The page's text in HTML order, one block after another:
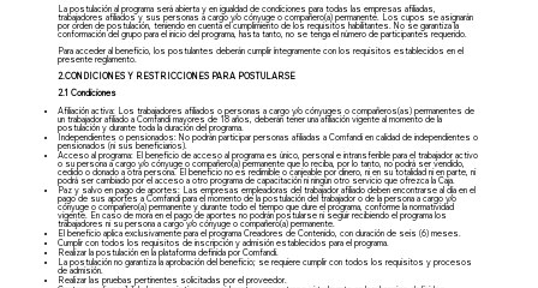
La postulación al programa será abierta y en igualdad de condiciones para todas las empresas afiliadas,
trabajadores afiliados y sus personas a cargo y/o cónyuge o compañero(a) permanente. Los cupos se asignarán
por orden de postulación, teniendo en cuenta el cumplimiento de los requisitos habilitantes. No se garantiza la
conformación del grupo para el inicio del programa, hasta tanto, no se tenga el número de participantes requerido.
Para acceder al beneficio, los postulantes deberán cumplir íntegramente con los requisitos establecidos en el
presente reglamento.
2.CONDICIONES Y RESTRICCIONES PARA POSTULARSE
2.1 Condiciones
Afiliación activa: Los trabajadores afiliados o personas a cargo y/o cónyuges o compañeros(as) permanentes de
un trabajador afiliado a Comfandi mayores de 18 años, deberán tener una afiliación vigente al momento de la
postulación y durante toda la duración del programa.
Independientes o pensionados: No podrán participar personas afiliadas a Comfandi en calidad de independientes o
pensionados (ni sus beneficiarios).
Acceso al programa: El beneficio de acceso al programa es único, personal e intransferible para el trabajador activo
o su persona a cargo y/o cónyuge o compañero(a) permanente que lo reciba, por lo tanto, no podrá ser vendido,
cedido o donado a otra persona. El beneficio no es redimible o canjeable por dinero, ni en su totalidad ni en parte, ni
podrá ser cambiado por el acceso a otro programa de capacitación ni ningún otro servicio que ofrezca la Caja.
Paz y salvo en pago de aportes: Las empresas empleadoras del trabajador afiliado deben encontrarse al día en el
pago de sus aportes a Comfandi para el momento de la postulación del trabajador o de la persona a cargo y/o
cónyuge o compañero(a) permanente y durante todo el tiempo que dure el programa, conforme la normatividad
vigente. En caso de mora en el pago de aportes no podrán postularse ni seguir recibiendo el programa los
trabajadores ni su persona a cargo y/o cónyuge o compañero(a) permanente.
El beneficio aplica exclusivamente para el programa Creadores de Contenido, con duración de seis (6) meses.
Cumplir con todos los requisitos de inscripción y admisión establecidos para el programa.
Realizar la postulación en la plataforma definida por Comfandi.
La postulación no garantiza la aprobación del beneficio; se requiere cumplir con todos los requisitos y procesos
de admisión.
Realizar las pruebas pertinentes solicitadas por el proveedor.